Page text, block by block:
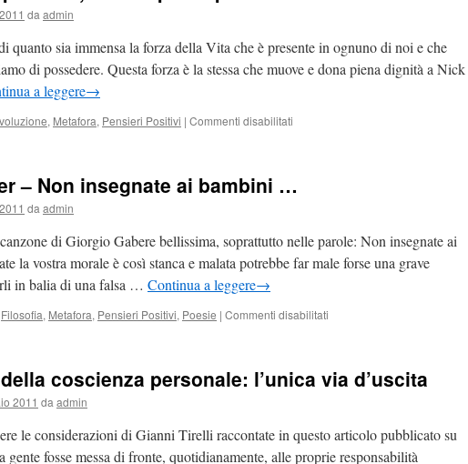
da admin
quanto sia immensa la forza della Vita che è presente in ognuno di noi e che
di possedere. Questa forza è la stessa che muove e dona piena dignità a Nick
a leggere→
, Metafora, Pensieri Positivi | Commenti disabilitati
più
importante.
– Non insegnate ai bambini …
da admin
di Giorgio Gabere bellissima, soprattutto nelle parole: Non insegnate ai
la vostra morale è così stanca e malata potrebbe far male forse una grave
in balia di una falsa … Continua a leggere→
Filosofia, Metafora, Pensieri Positivi, Poesie | Commenti disabilitati
Non
bambini
…
coscienza personale: l’unica via d’uscita
2011 da admin
le considerazioni di Gianni Tirelli raccontate in questo articolo pubblicato su
gente fosse messa di fronte, quotidianamente, alle proprie responsabilità